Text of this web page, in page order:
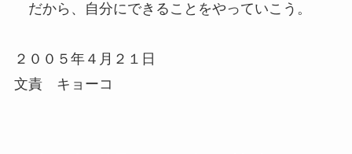
だから、自分にできることをやっていこう。
２００５年４月２１日
文責 キョーコ